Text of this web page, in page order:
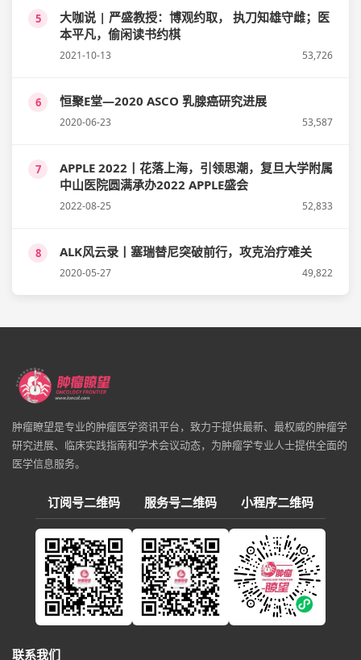
5
大咖说 | 严盛教授：博观约取， 执刀知雄守雌；医
本平凡，偷闲读书约棋
2021-10-13 53,726
6 恒聚E堂—2020 ASCO 乳腺癌研究进展
2020-06-23 53,587
7
APPLE 2022丨花落上海，引领思潮，复旦大学附属
中山医院圆满承办2022 APPLE盛会
2022-08-25 52,833
8 ALK风云录丨塞瑞替尼突破前行，攻克治疗难关
2020-05-27 49,822
肿瘤瞭望是专业的肿瘤医学资讯平台，致力于提供最新、最权威的肿瘤学
研究进展、临床实践指南和学术会议动态，为肿瘤学专业人士提供全面的
医学信息服务。
订阅号二维码 服务号二维码 小程序二维码
联系我们